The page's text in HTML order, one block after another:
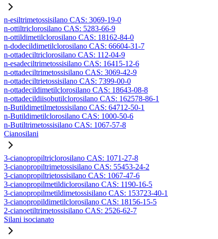
n-esiltrimetossisilano CAS: 3069-19-0
n-ottiltriclorosilano CAS: 5283-66-9
n-ottildimetilclorosilano CAS: 18162-84-0
n-dodecildimetilclorosilano CAS: 66604-31-7
n-ottadeciltriclorosilano CAS: 112-04-9
n-esadeciltrimetossisilano CAS: 16415-12-6
n-ottadeciltrimetossisilano CAS: 3069-42-9
n-ottadeciltrietossisilano CAS: 7399-00-0
n-ottadecildimetilclorosilano CAS: 18643-08-8
n-ottadecildiisobutilclorosilano CAS: 162578-86-1
n-Butildimetilmetossisilano CAS: 64712-50-1
n-Butildimetilclorosilano CAS: 1000-50-6
n-Butiltrimetossisilano CAS: 1067-57-8
Cianosilani
3-cianopropiltriclorosilano CAS: 1071-27-8
3-cianopropiltrimetossisilano CAS: 55453-24-2
3-cianopropiltrietossisilano CAS: 1067-47-6
3-cianopropilmetildiclorosilano CAS: 1190-16-5
3-cianopropilmetildimetossisilano CAS: 153723-40-1
3-cianopropildimetilclorosilano CAS: 18156-15-5
2-cianoetiltrimetossisilano CAS: 2526-62-7
Silani isocianato